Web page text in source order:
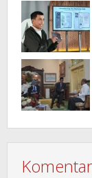
Komentar